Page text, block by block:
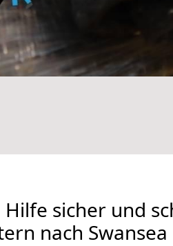
sicher und
nach